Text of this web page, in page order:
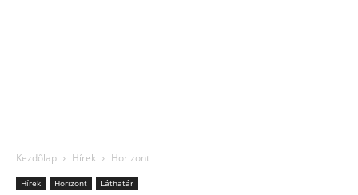
Kezdőlap Hírek Horizont
Hírek Horizont Láthatár